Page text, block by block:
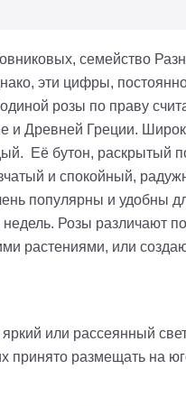
семейство
эти цифры,
розы по праву
Древней Греции.
Её бутон, раскрытый
и спокойный,
популярны и удобны
недель. Розы различают
растениями, или
или рассеянный
принято размещать на